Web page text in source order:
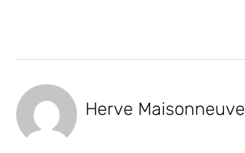
Herve Maisonneuve